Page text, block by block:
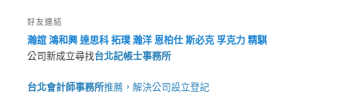
好友連結
瀚誼鴻和興達思科拓璞瀚洋 恩柏仕斯必克孚克力精騏
公司新成立尋找台北記帳士事務所
台北會計師事務所推薦，解決公司設立登記